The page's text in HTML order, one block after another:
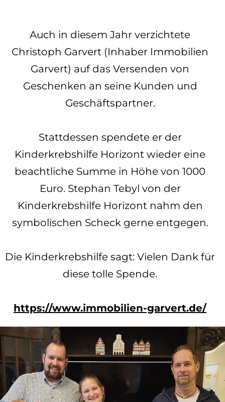
Auch in diesem Jahr verzichtete
Christoph Garvert (Inhaber Immobilien
Garvert) auf das Versenden von
Geschenken an seine Kunden und
Geschäftspartner.
Stattdessen spendete er der
Kinderkrebshilfe Horizont wieder eine
beachtliche Summe in Höhe von 1000
Euro. Stephan Tebyl von der
Kinderkrebshilfe Horizont nahm den
symbolischen Scheck gerne entgegen.
Die Kinderkrebshilfe sagt: Vielen Dank für
diese tolle Spende.
https://www.immobilien-garvert.de/